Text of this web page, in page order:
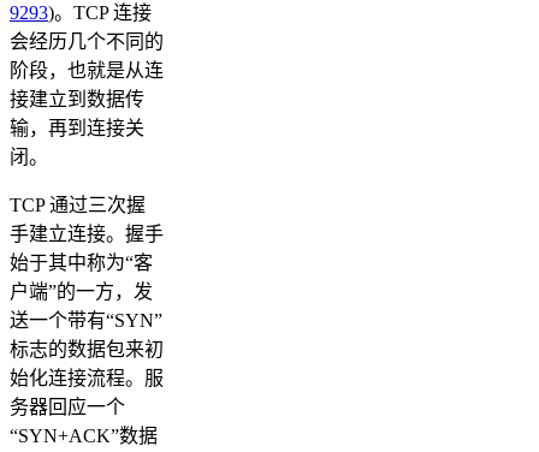
9293)。TCP 连接
会经历几个不同的
阶段，也就是从连
接建立到数据传
输，再到连接关
闭。
TCP 通过三次握
手建立连接。握手
始于其中称为“客
户端”的一方，发
送一个带有“SYN”
标志的数据包来初
始化连接流程。服
务器回应一个
“SYN+ACK”数据